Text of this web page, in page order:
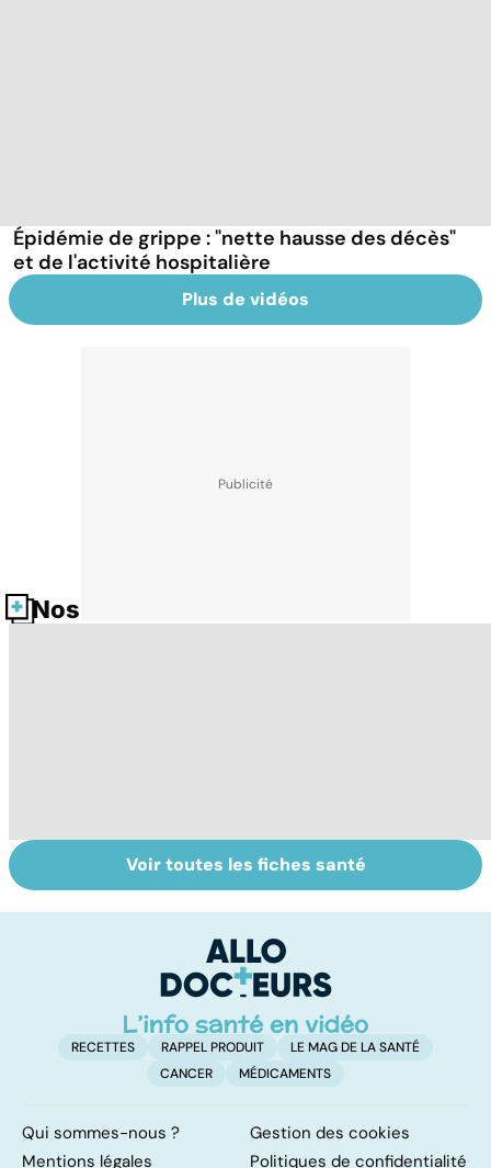
Épidémie de grippe : "nette hausse des décès"
et de l'activité hospitalière
Plus de vidéos
Nos fiches santé
Fin de vie : de la
loi Leonetti à
Le café : une
mine d'or pour
Voir toutes les fiches santé
RECETTES RAPPEL PRODUIT
LE MAG DE LA SANTÉ
CANCER
MÉDICAMENTS
Qui sommes-nous ?
Gestion des cookies
Mentions légales
Politiques de confidentialité